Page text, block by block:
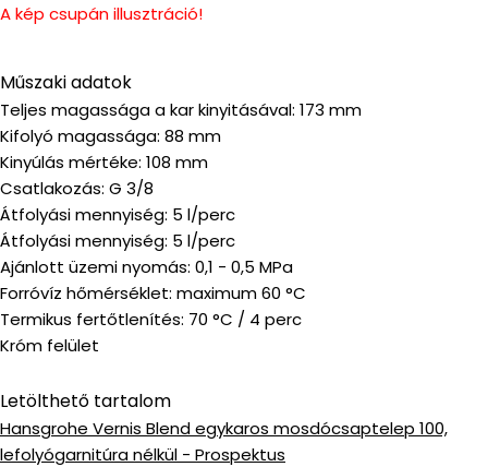
A kép csupán illusztráció!
Műszaki adatok
Teljes magassága a kar kinyitásával: 173 mm
Kifolyó magassága: 88 mm
Kinyúlás mértéke: 108 mm
Csatlakozás: G 3/8
Átfolyási mennyiség: 5 l/perc
Átfolyási mennyiség: 5 l/perc
Ajánlott üzemi nyomás: 0,1 - 0,5 MPa
Forróvíz hőmérséklet: maximum 60 °C
Termikus fertőtlenítés: 70 °C / 4 perc
Króm felület
Letölthető tartalom
Hansgrohe Vernis Blend egykaros mosdócsaptelep 100,
lefolyógarnitúra nélkül - Prospektus